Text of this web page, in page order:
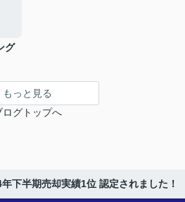
グ
もっと見る
ログトップへ
下半期売却実績1位 認定されました！